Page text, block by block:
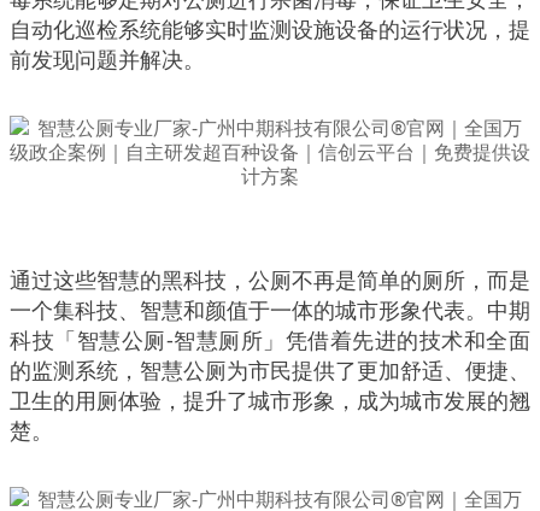
自动化巡检系统能够实时监测设施设备的运行状况，提
前发现问题并解决。
通过这些智慧的黑科技，公厕不再是简单的厕所，而是
一个集科技、智慧和颜值于一体的城市形象代表。中期
科技「智慧公厕-智慧厕所」凭借着先进的技术和全面
的监测系统，智慧公厕为市民提供了更加舒适、便捷、
卫生的用厕体验，提升了城市形象，成为城市发展的翘
楚。